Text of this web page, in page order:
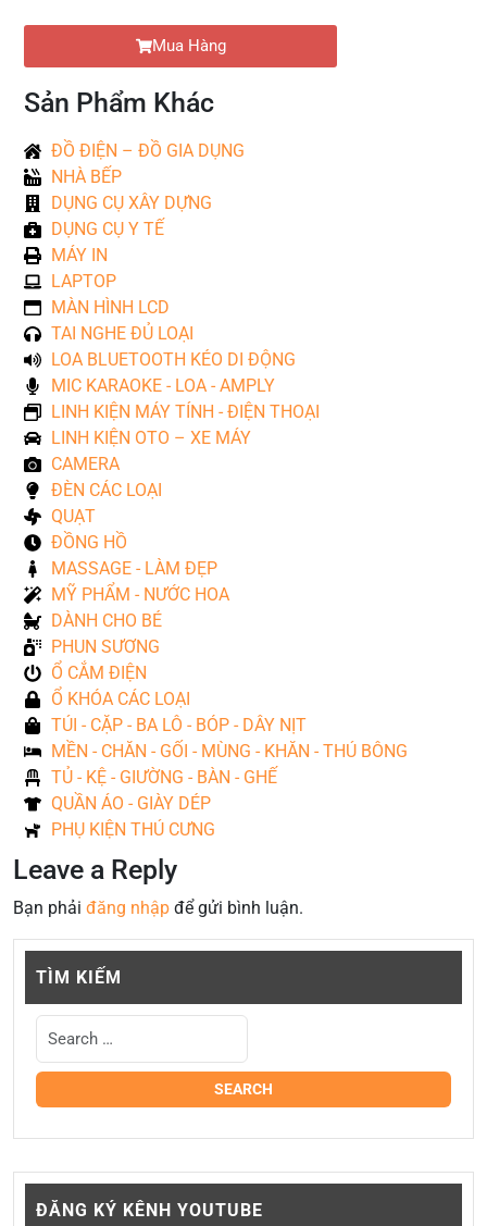
Mua Hàng
Sản Phẩm Khác
ĐỒ ĐIỆN – ĐỒ GIA DỤNG
NHÀ BẾP
DỤNG CỤ XÂY DỰNG
DỤNG CỤ Y TẾ
MÁY IN
LAPTOP
MÀN HÌNH LCD
TAI NGHE ĐỦ LOẠI
LOA BLUETOOTH KÉO DI ĐỘNG
MIC KARAOKE - LOA - AMPLY
LINH KIỆN MÁY TÍNH - ĐIỆN THOẠI
LINH KIỆN OTO – XE MÁY
CAMERA
ĐÈN CÁC LOẠI
QUẠT
ĐỒNG HỒ
MASSAGE - LÀM ĐẸP
MỸ PHẨM - NƯỚC HOA
DÀNH CHO BÉ
PHUN SƯƠNG
Ổ CẮM ĐIỆN
Ổ KHÓA CÁC LOẠI
TÚI - CẶP - BA LÔ - BÓP - DÂY NỊT
MỀN - CHĂN - GỐI - MÙNG - KHĂN - THÚ BÔNG
TỦ - KỆ - GIƯỜNG - BÀN - GHẾ
QUẦN ÁO - GIÀY DÉP
PHỤ KIỆN THÚ CƯNG
Leave a Reply
Bạn phải đăng nhập để gửi bình luận.
TÌM KIẾM
ĐĂNG KÝ KÊNH YOUTUBE